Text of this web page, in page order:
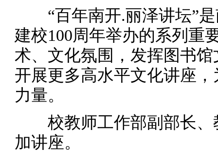
“百年南开.丽泽讲坛”是
建校100周年举办的系列重
术、文化氛围，发挥图书
开展更多高水平文化讲座
力量。
校教师工作部副部长、
加讲座。